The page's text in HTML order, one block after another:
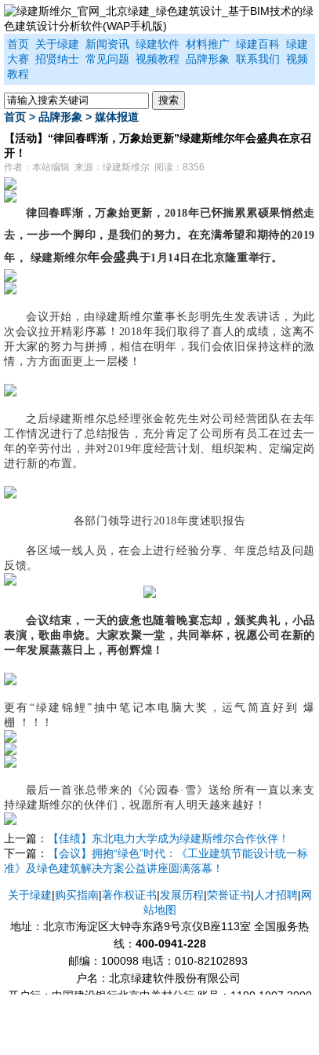
首页 关于绿建 新闻资讯 绿建软件 材料推广 绿建百科 绿建
大赛 招贤纳士 常见问题 视频教程 品牌形象 联系我们 视频
教程
首页 > 品牌形象 > 媒体报道
【活动】“律回春晖渐，万象始更新”绿建斯维尔年会盛典在京召
开！
作者：本站编辑 来源：绿建斯维尔 阅读：8356
律回春晖渐，万象始更新，2018年已怀揣累累硕果悄然走
去，一步一个脚印，是我们的努力。在充满希望和期待的2019
年，
绿建斯维尔年会盛典于1月14日在北京隆重举行。
会议开始，由绿建斯维尔董事长彭明先生发表讲话，为此
次会议拉开精彩序幕！2018年我们取得了喜人的成绩，这离不
开大家的努力与拼搏，相信在明年，我们会依旧保持这样的激
情，方方面面更上一层楼！
之后绿建斯维尔总经理张金乾先生对公司经营团队在去年
工作情况进行了总结报告，充分肯定了公司所有员工在过去一
年的辛劳付出，并对2019年度经营计划、组织架构、定编定岗
进行新的布置。
各部门领导进行2018年度述职报告
各区域一线人员，在会上进行经验分享、年度总结及问题
反馈。
会议结束，一天的疲惫也随着晚宴忘却，颁奖典礼，小品
表演，歌曲串烧。大家欢聚一堂，共同举杯，祝愿公司在新的
一年发展蒸蒸日上，再创辉煌！
更有“绿建锦鲤”抽中笔记本电脑大奖，运气简直好到 爆
棚 ！！！
最后一首张总带来的《沁园春·雪》送给所有一直以来支
持绿建斯维尔的伙伴们，祝愿所有人明天越来越好！
上一篇：
【佳绩】东北电力大学成为绿建斯维尔合作伙伴！
下一篇：
【会议】拥抱“绿色”时代：《工业建筑节能设计统一标
准》及绿色建筑解决方案公益讲座圆满落幕！
关于绿建|购买指南|著作权证书|发展历程|荣誉证书| 人才招聘|网
站地图
地址：北京市海淀区大钟寺东路9号京仪B座113室 全国服务热
线： 400-0941-228
邮编：100098 电话：010-82102893
户名：北京绿建软件股份有限公司
开户行：中国建设银行北京中关村分行 账号：1100 1007 3000